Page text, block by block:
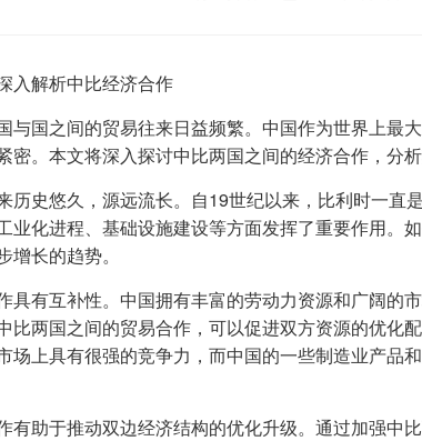
入解析中比经济合作
与国之间的贸易往来日益频繁。中国作为世界上最
密。本文将深入探讨中比两国之间的经济合作，分
历史悠久，源远流长。自19世纪以来，比利时一直
业化进程、基础设施建设等方面发挥了重要作用。
长的趋势。
具有互补性。中国拥有丰富的劳动力资源和广阔的
比两国之间的贸易合作，可以促进双方资源的优化
场上具有很强的竞争力，而中国的一些制造业产品
有助于推动双边经济结构的优化升级。通过加强中